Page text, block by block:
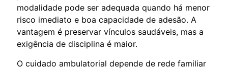
modalidade pode ser adequada quando há menor
risco imediato e boa capacidade de adesão. A
vantagem é preservar vínculos saudáveis, mas a
exigência de disciplina é maior.
O cuidado ambulatorial depende de rede familiar